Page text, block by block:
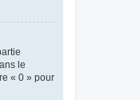
le
« 0 » pour